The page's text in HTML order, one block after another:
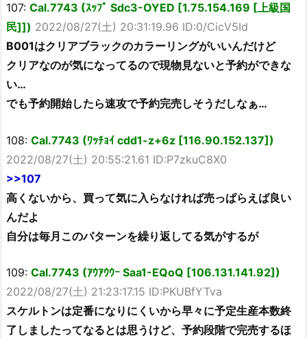
107: Cal.7743 (ｽｯﾌﾟ Sdc3-OYED [1.75.154.169 [上級国
民]]) 2022/08/27(土) 20:31:19.96 ID:0/CicV5Id
B001はクリアブラックのカラーリングがいいんだけど
クリアなのが気になってるので現物見ないと予約ができな
い…
でも予約開始したら速攻で予約完売しそうだしなぁ…
108: Cal.7743 (ﾜｯﾁｮｲ cdd1-z+6z [116.90.152.137])
2022/08/27(土) 20:55:21.61 ID:P7zkuC8X0
>>107
高くないから、買って気に入らなければ売っぱらえば良い
んだよ
自分は毎月このパターンを繰り返してる気がするが
109: Cal.7743 (ｱｳｱｳｳｰ Saa1-EQoQ [106.131.141.92])
2022/08/27(土) 21:23:17.15 ID:PKUBfYTva
スケルトンは定番になりにくいから早々に予定生産本数終
了しましたってなるとは思うけど、予約段階で完売するほ